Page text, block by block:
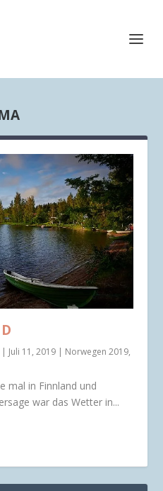
| Juli 11, 2019 | Norwegen 2019,
mal in Finnland und
war das Wetter in...